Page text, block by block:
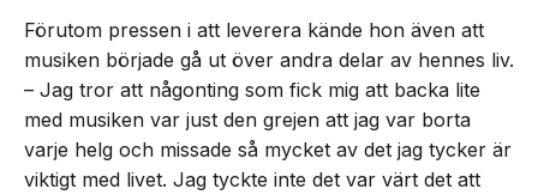
Förutom pressen i att leverera kände hon även att
musiken började gå ut över andra delar av hennes liv.
– Jag tror att någonting som fick mig att backa lite
med musiken var just den grejen att jag var borta
varje helg och missade så mycket av det jag tycker är
viktigt med livet. Jag tyckte inte det var värt det att